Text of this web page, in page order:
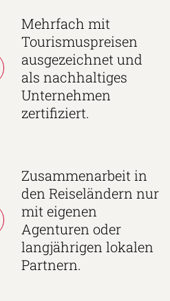
Mehrfach mit
Tourismuspreisen
ausgezeichnet und
als nachhaltiges
Unternehmen
zertifiziert.
Zusammenarbeit in
den Reiseländern nur
mit eigenen
Agenturen oder
langjährigen lokalen
Partnern.